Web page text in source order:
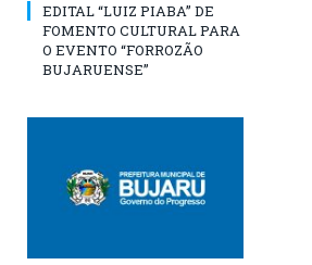
EDITAL “LUIZ PIABA” DE
FOMENTO CULTURAL PARA
O EVENTO “FORROZÃO
BUJARUENSE”